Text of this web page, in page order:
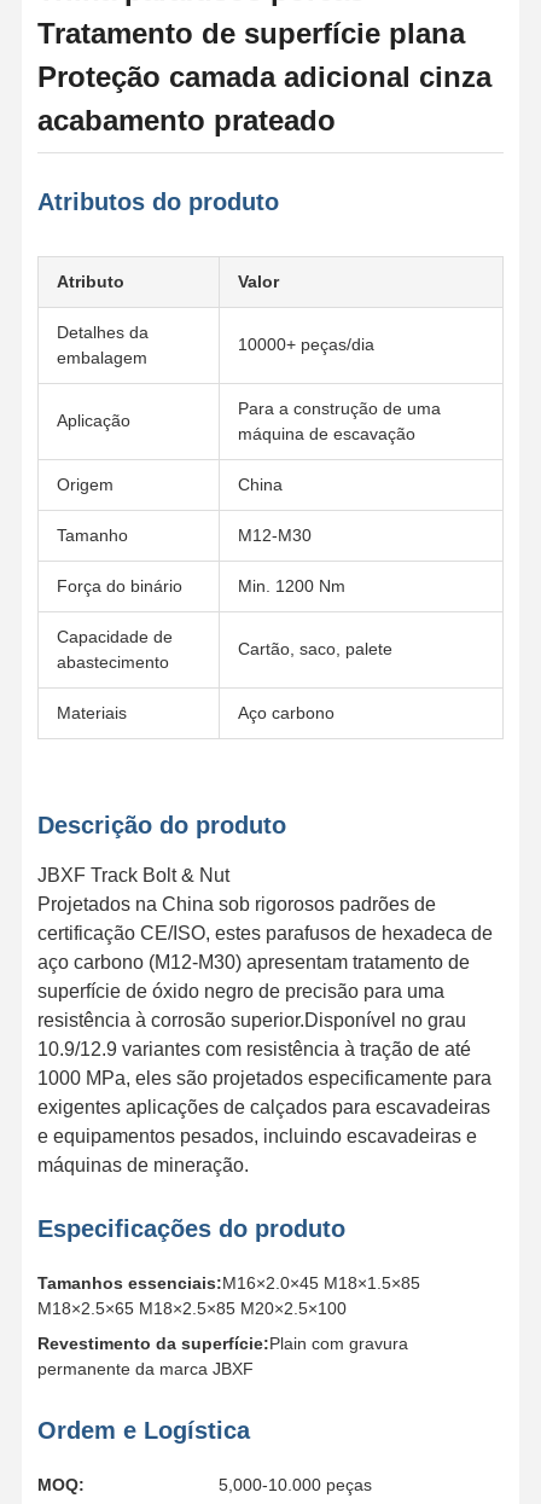
VR
Sobre Nós
Visita À
Fábrica
Controle De
Qualidade
Contacte-
Nos
BOLTO DE TRAÇÃO
Fecho de arado
parafusos de rolos de trilha
Tratamento de superfície plana
Proteção camada adicional cinza
acabamento prateado
Atributos do produto
Atributo Valor
Detalhes da
embalagem
10000+ peças/dia
Aplicação
Para a construção de uma
máquina de escavação
Origem China
Tamanho M12-M30
Força do binário Min. 1200 Nm
Capacidade de
abastecimento
Cartão, saco, palete
Materiais Aço carbono
Descrição do produto
JBXF Track Bolt & Nut
Projetados na China sob rigorosos padrões de
certificação CE/ISO, estes parafusos de hexadeca de
aço carbono (M12-M30) apresentam tratamento de
superfície de óxido negro de precisão para uma
resistência à corrosão superior.Disponível no grau
10.9/12.9 variantes com resistência à tração de até
1000 MPa, eles são projetados especificamente para
exigentes aplicações de calçados para escavadeiras
e equipamentos pesados, incluindo escavadeiras e
máquinas de mineração.
Especificações do produto
Tamanhos essenciais:M16×2.0×45 M18×1.5×85
M18×2.5×65 M18×2.5×85 M20×2.5×100
Revestimento da superfície:Plain com gravura
permanente da marca JBXF
Ordem e Logística
MOQ: 5,000-10.000 peças